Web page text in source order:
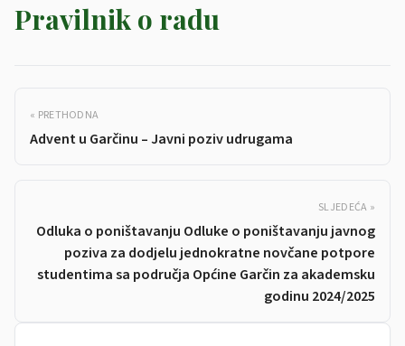
Pravilnik o radu
« PRETHODNA
Advent u Garčinu – Javni poziv udrugama
SLJEDEĆA »
Odluka o poništavanju Odluke o poništavanju javnog
poziva za dodjelu jednokratne novčane potpore
studentima sa područja Općine Garčin za akademsku
godinu 2024/2025